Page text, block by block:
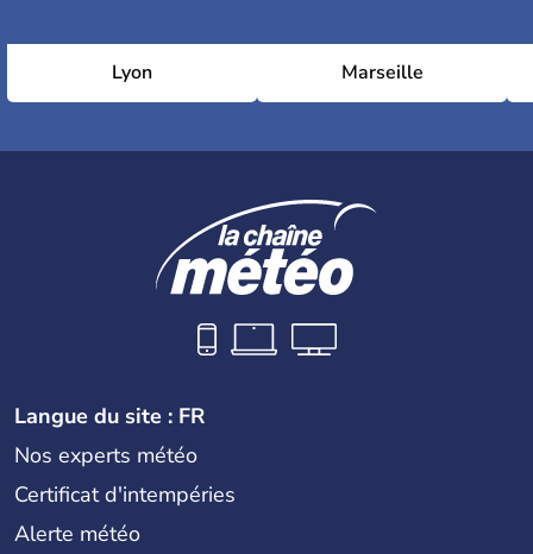
Lyon Marseille
Langue du site : FR
Nos experts météo
Certificat d'intempéries
Alerte météo